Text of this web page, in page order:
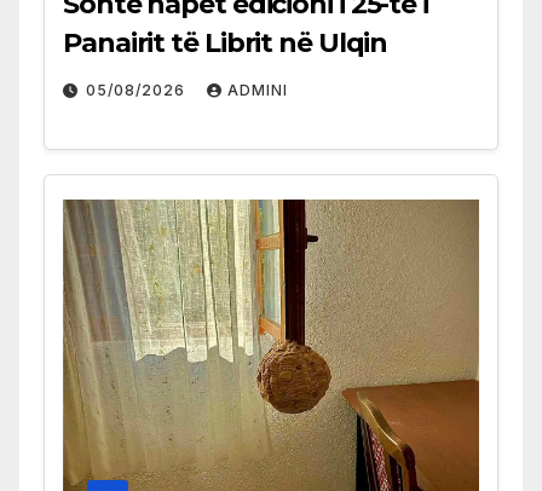
Panairit të Librit në Ulqin
05/08/2026 ADMINI